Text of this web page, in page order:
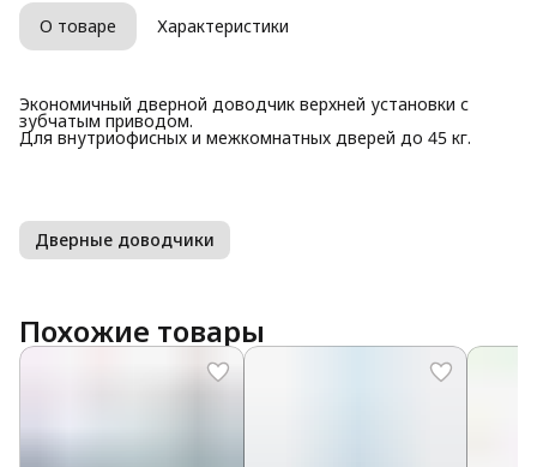
О товаре Характеристики
Экономичный дверной доводчик верхней установки с
зубчатым приводом.
Для внутриофисных и межкомнатных дверей до 45 кг.
Дверные доводчики
Похожие товары